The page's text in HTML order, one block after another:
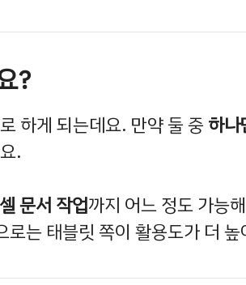
?
하게 되는데요. 만약 둘 중하나
.
문서 작업까지 어느 정도 가능
로는 태블릿 쪽이 활용도가 더 높